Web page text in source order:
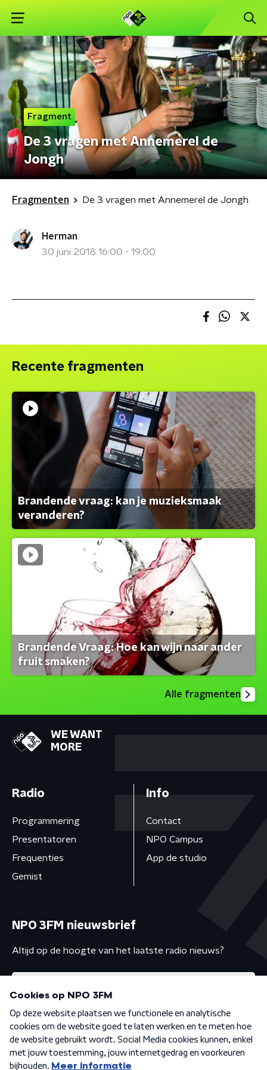
Fragment
De 3 vragen met Annemerel de
Jongh
Fragmenten De 3 vragen met Annemerel de Jongh
Herman
30 juni 2018 16:00 - 19:00
Recente fragmenten
Brandende vraag: kan je muzieksmaak
veranderen?
Brandende Vraag: Hoe kan wijn naar ander
fruit smaken?
Alle fragmenten
WE WANT
MORE
Radio
Programmering
Presentatoren
Frequenties
Gemist
Info
Contact
NPO Campus
App de studio
NPO 3FM nieuwsbrief
Altijd op de hoogte van het laatste radio nieuws?
Algemene voorwaarden Privacybeleid